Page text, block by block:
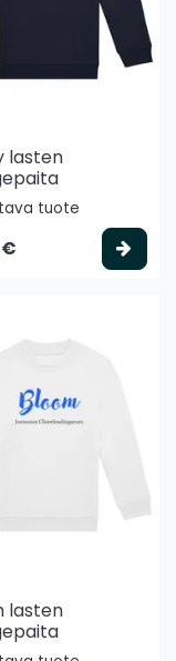
lasten
tuote
€
lasten